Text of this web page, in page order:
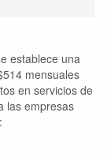
establece una
mensuales
en servicios de
las empresas